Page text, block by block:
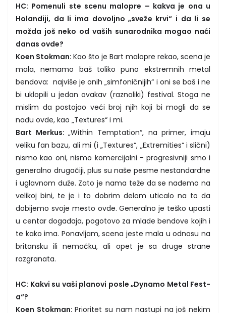
HC: Pomenuli ste scenu malopre – kakva je ona u
Holandiji, da li ima dovoljno „sveže krvi“ i da li se
možda još neko od vaših sunarodnika mogao naći
danas ovde?
Koen Stokman: Kao što je Bart malopre rekao, scena je
mala, nemamo baš toliko puno ekstremnih metal
bendova: najviše je onih „simfoničnijih“ i oni se baš i ne
bi uklopili u jedan ovakav (raznoliki) festival. Stoga ne
mislim da postojao veći broj njih koji bi mogli da se
nađu ovde, kao „Textures“ i mi.
Bart Merkus:„Within Temptation“, na primer, imaju
veliku fan bazu, ali mi (i „Textures“, „Extremities“ i slični)
nismo kao oni, nismo komercijalni - progresivniji smo i
generalno drugačiji, plus su naše pesme nestandardne
i uglavnom duže. Zato je nama teže da se nađemo na
velikoj bini, te je i to dobrim delom uticalo na to da
dobijemo svoje mesto ovde. Generalno je teško upasti
u centar događaja, pogotovo za mlade bendove kojih i
te kako ima. Ponavljam, scena jeste mala u odnosu na
britansku ili nemačku, ali opet je sa druge strane
razgranata.
HC: Kakvi su vaši planovi posle „Dynamo Metal Fest-
a“?
Koen Stokman:Prioritet su nam nastupi na još nekim